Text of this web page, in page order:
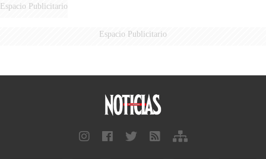
Espacio Publicitario
Espacio Publicitario